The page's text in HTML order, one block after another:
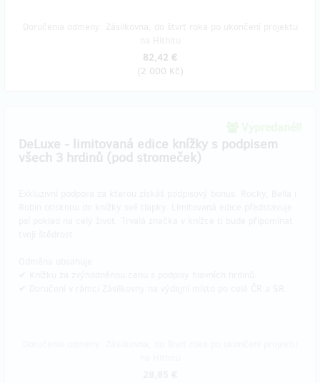
82,42 €
(2 000 Kč)
DeLuxe - limitovaná edice knížky s podpisem
všech 3 hrdinů (pod stromeček)